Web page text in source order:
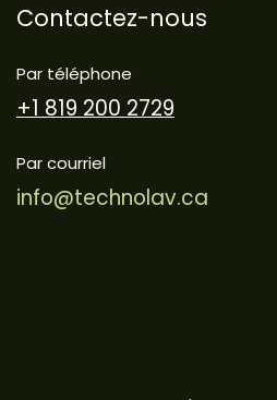
Contactez-nous
Par téléphone
+1 819 200 2729
Par courriel
info@technolav.ca